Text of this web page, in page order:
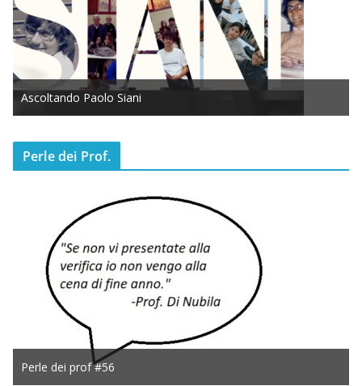
Ascoltando Paolo Siani
Perle dei Prof.
Perle dei prof #56